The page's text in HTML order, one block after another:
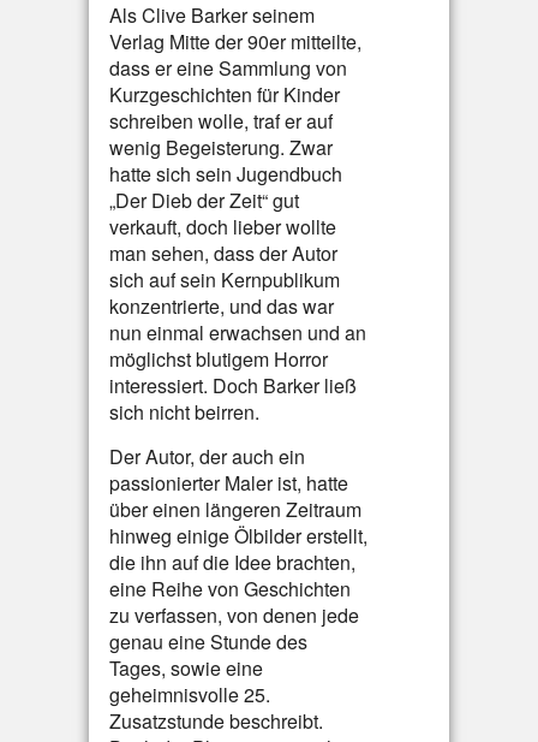
Als Clive Barker seinem
Verlag Mitte der 90er mitteilte,
dass er eine Sammlung von
Kurzgeschichten für Kinder
schreiben wolle, traf er auf
wenig Begeisterung. Zwar
hatte sich sein Jugendbuch
„Der Dieb der Zeit“ gut
verkauft, doch lieber wollte
man sehen, dass der Autor
sich auf sein Kernpublikum
konzentrierte, und das war
nun einmal erwachsen und an
möglichst blutigem Horror
interessiert. Doch Barker ließ
sich nicht beirren.
Der Autor, der auch ein
passionierter Maler ist, hatte
über einen längeren Zeitraum
hinweg einige Ölbilder erstellt,
die ihn auf die Idee brachten,
eine Reihe von Geschichten
zu verfassen, von denen jede
genau eine Stunde des
Tages, sowie eine
geheimnisvolle 25.
Zusatzstunde beschreibt.